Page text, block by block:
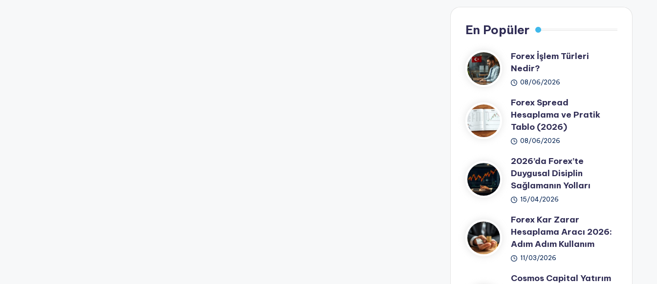
En Popüler
Forex İşlem Türleri
Nedir?
08/06/2026
Forex Spread
Hesaplama ve Pratik
Tablo (2026)
08/06/2026
2026’da Forex’te
Duygusal Disiplin
Sağlamanın Yolları
15/04/2026
Forex Kar Zarar
Hesaplama Aracı 2026:
Adım Adım Kullanım
11/03/2026
Cosmos Capital Yatırım